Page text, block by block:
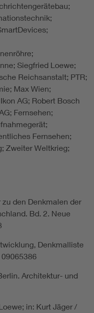
Siegfried Loewe;
Reichsanstalt; PTR;
Max Wien;
AG; Robert Bosch
Fernsehen;
Fernsehen;
Zweiter Weltkrieg;
den Denkmalen der
Bd. 2. Neue
Denkmalliste
09065386
Architektur- und
in: Kurt Jäger /